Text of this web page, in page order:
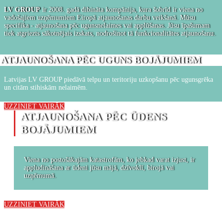
LV GROUPir 2008. gadā dibināta kompānija, kura šobrīd ir viena no
vadošajiem uzņēmumiem Eiropā atjaunošanas darbu veikšanā. Mūsu
specifika - atjaunošana pēc ugunsnelaimes vai applūšanas. Jūsu īpašumam
tiek atgriezts sākotnējais izskats, nodrošinot tā funkcionalitātes atjaunošanu.
ATJAUNOŠANA PĒC UGUNS BOJĀJUMIEM
Latvijas LV GROUP piedāvā telpu un teritoriju uzkopšanu pēc ugunsgrēka
un citām stihiskām nelaimēm.
UZZINIET VAIRĀK
ATJAUNOŠANA PĒC ŪDENS
BOJĀJUMIEM
Viena no postošākajām katastrofām, ko jebkad varat izjust, ir
appludināšana ar ūdeni jūsu mājā, dzīvoklī, birojā vai
uzņēmumā.
UZZINIET VAIRĀK